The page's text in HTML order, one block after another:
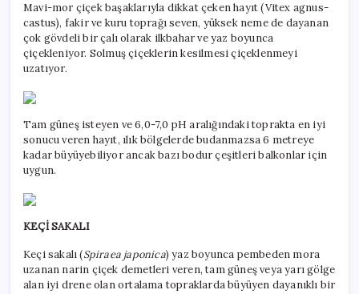
Mavi-mor çiçek başaklarıyla dikkat çeken hayıt (Vitex agnus-
castus), fakir ve kuru toprağı seven, yüksek neme de dayanan
çok gövdeli bir çalı olarak ilkbahar ve yaz boyunca
çiçekleniyor. Solmuş çiçeklerin kesilmesi çiçeklenmeyi
uzatıyor.
Tam güneş isteyen ve 6,0-7,0 pH aralığındaki toprakta en iyi
sonucu veren hayıt, ılık bölgelerde budanmazsa 6 metreye
kadar büyüyebiliyor ancak bazı bodur çeşitleri balkonlar için
uygun.
KEÇİ SAKALI
Keçi sakalı (Spiraea japonica) yaz boyunca pembeden mora
uzanan narin çiçek demetleri veren, tam güneş veya yarı gölge
alan iyi drene olan ortalama topraklarda büyüyen dayanıklı bir